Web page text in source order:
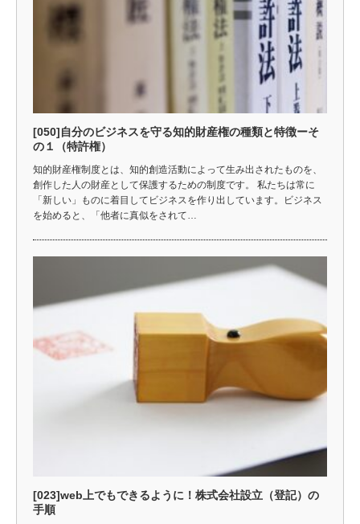
[050]自分のビジネスを守る知的財産権の種類と特徴ーそ
の１（特許権）
知的財産権制度とは、知的創造活動によって生み出されたものを、
創作した人の財産として保護するための制度です。 私たちは常に
「新しい」ものに着目してビジネスを作り出しています。ビジネス
を始めると、「他者に真似をされて…
[023]web上でもできるように！株式会社設立（登記）の
手順